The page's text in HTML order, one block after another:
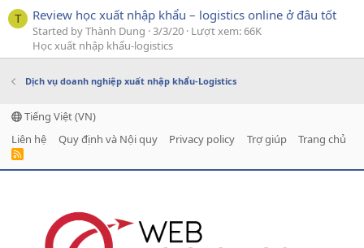
T Review học xuất nhập khẩu – logistics online ở đâu tốt
Started by Thành Dung 3/3/20 Lượt xem: 66K
Học xuất nhập khẩu-logistics
Dịch vụ doanh nghiệp xuất nhập khẩu-Logistics
Tiếng Việt (VN)
Liên hệ
Quy định và Nội quy Privacy policy Trợ giúp Trang chủ
R